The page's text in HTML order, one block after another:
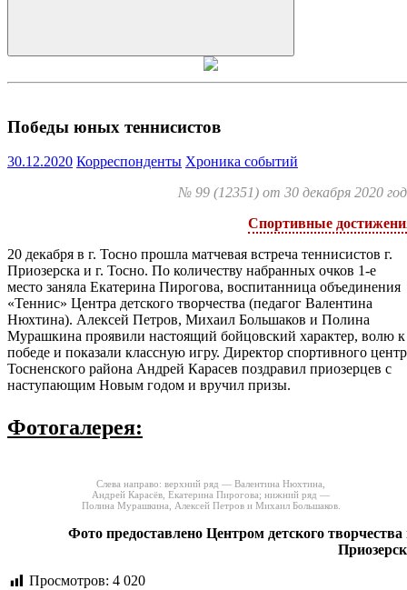
Искать
Победы юных теннисистов
30.12.2020 Корреспонденты Хроника событий
№ 99 (12351) от 30 декабря 2020
Спортивные
20 декабря в г. Тосно прошла матчевая встреча теннисистов г.
Приозерска и г. Тосно. По количеству набранных очков 1-е
место заняла Екатерина Пирогова, воспитанница объединения
«Теннис» Центра детского творчества (педагог Валентина
Нюхтина). Алексей Петров, Михаил Большаков и Полина
Мурашкина проявили настоящий бойцовский характер, волю к
победе и показали классную игру. Директор спортивного
Тосненского района Андрей Карасев поздравил приозерцев с
наступающим Новым годом и вручил призы.
Фотогалерея:
Cлева направо: верхний ряд — Валентина Нюхтина,
Андрей Карасёв, Екатерина Пирогова; нижний ряд —
Полина Мурашкина, Алексей Петров и Михаил Большаков.
Фото предоставлено Центром детского творчества
Просмотров: 4 020